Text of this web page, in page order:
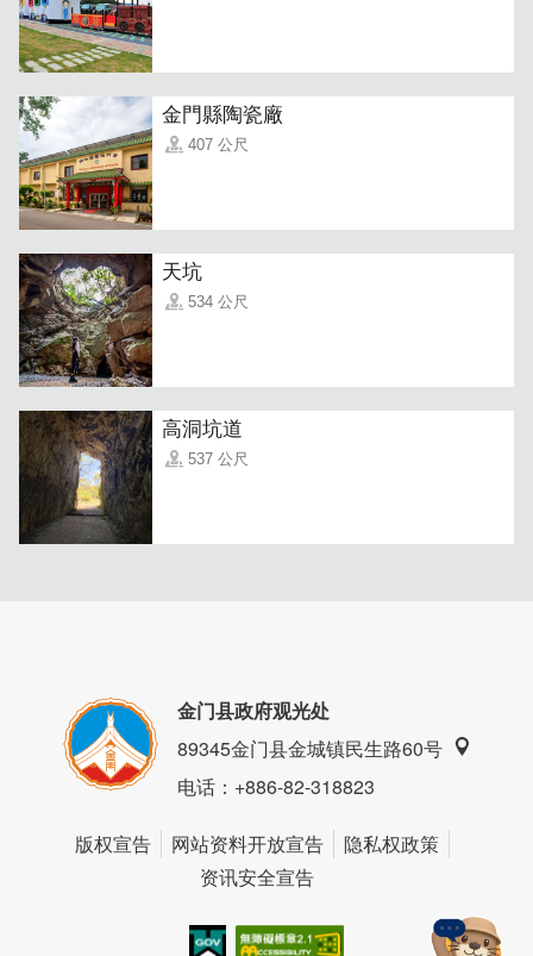
量有限的情况下，仍坚持只使用金门在地一条根，金太武成
为历年皆获金门县政府农试所契作认证品牌，成为了给家人
健康最好的礼物。
｜金太武｜家人健康幸福的礼物。
历年皆有金门县政府农试所收购证明，品质安心，是正宗金
提供油膏、按摩霜、贴布、滚珠、喷剂、养生茶、手工皂等
轻松按摩推拿刮痧，深层舒缓紧绷、消除疲劳、放松肌肉
金門縣陶瓷廠
407 公尺
天坑
534 公尺
高洞坑道
537 公尺
金门县政府观光处
89345金门县金城镇民生路60号
电话：+886-82-318823
版权宣告 网站资料开放宣告
隐私权政策
资讯安全宣告